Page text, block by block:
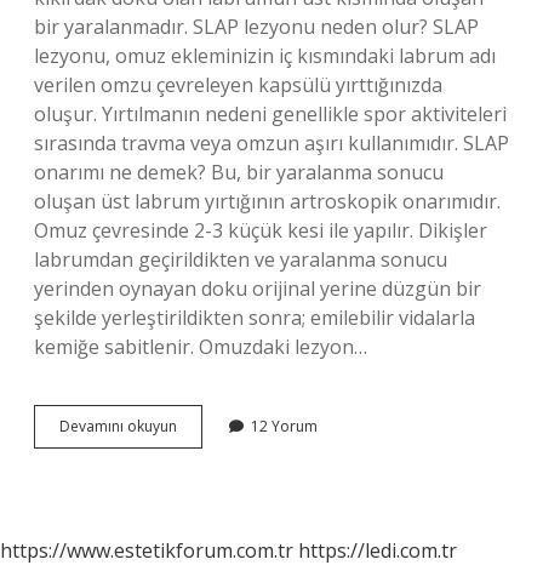
bir yaralanmadır. SLAP lezyonu neden olur? SLAP
lezyonu, omuz ekleminizin iç kısmındaki labrum adı
verilen omzu çevreleyen kapsülü yırttığınızda
oluşur. Yırtılmanın nedeni genellikle spor aktiviteleri
sırasında travma veya omzun aşırı kullanımıdır. SLAP
onarımı ne demek? Bu, bir yaralanma sonucu
oluşan üst labrum yırtığının artroskopik onarımıdır.
Omuz çevresinde 2-3 küçük kesi ile yapılır. Dikişler
labrumdan geçirildikten ve yaralanma sonucu
yerinden oynayan doku orijinal yerine düzgün bir
şekilde yerleştirildikten sonra; emilebilir vidalarla
kemiğe sabitlenir. Omuzdaki lezyon…
Devamını okuyun
Ne
12 Yorum
https://www.estetikforum.com.tr https://ledi.com.tr